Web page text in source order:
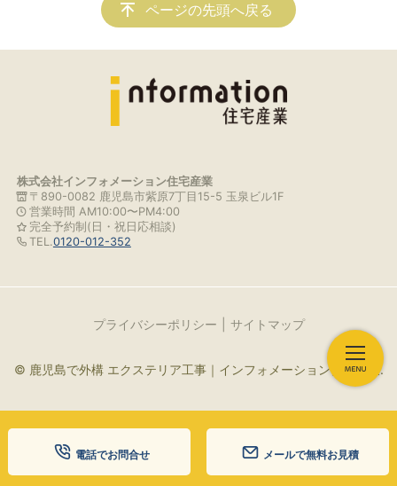
電話でお問合せ メールで無料お見積
ページの先頭へ戻る
株式会社インフォメーション住宅産業
〒890-0082 鹿児島市紫原7丁目15-5 玉泉ビル1F
営業時間 AM10:00〜PM4:00
完全予約制(日・祝日応相談)
TEL.0120-012-352
プライバシーポリシー サイトマップ
© 鹿児島で外構 エクステリア工事｜インフォメーション住宅産業.